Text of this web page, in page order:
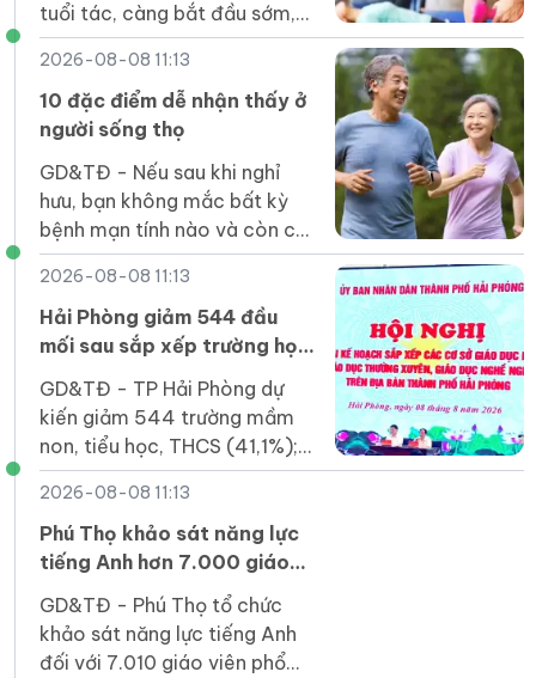
tuổi tác, càng bắt đầu sớm,
lợi ích càng nhiều.
2026-08-08 11:13
10 đặc điểm dễ nhận thấy ở
người sống thọ
GD&TĐ - Nếu sau khi nghỉ
hưu, bạn không mắc bất kỳ
bệnh mạn tính nào và còn có
10 đặc điểm dưới đây, thì
điều đó cho thấy bạn thuộc
nhóm người sống lâu.
2026-08-08 11:13
Hải Phòng giảm 544 đầu
mối sau sắp xếp trường học
GD&TĐ - TP Hải Phòng dự
kiến giảm 544 trường mầm
non, tiểu học, THCS (41,1%);
đảm bảo mô hình một trường
chính, có các phân hiệu, điểm
trường.
2026-08-08 11:13
Phú Thọ khảo sát năng lực
tiếng Anh hơn 7.000 giáo
viên phổ thông
GD&TĐ - Phú Thọ tổ chức
khảo sát năng lực tiếng Anh
đối với 7.010 giáo viên phổ